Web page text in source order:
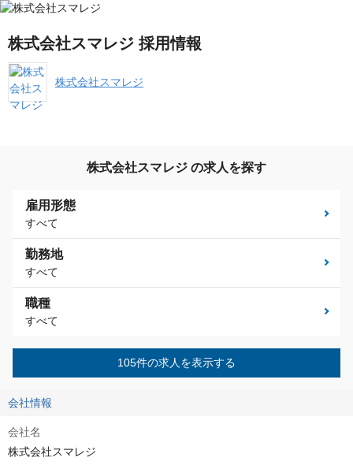
株式会社スマレジ 採用情報
株式会社スマレジ
株式会社スマレジ の求人を探す
雇用形態
すべて
勤務地
すべて
職種
すべて
105件の求人を表示する
会社情報
会社名
株式会社スマレジ